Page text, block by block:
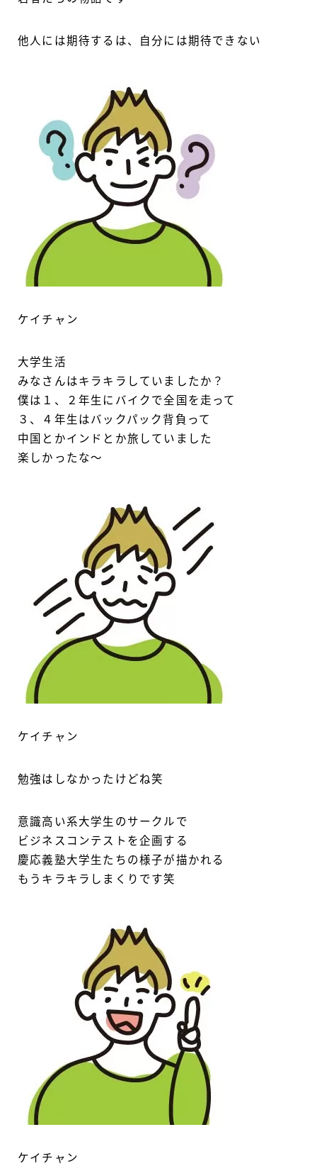
他人には期待するは、自分には期待できない
ケイチャン
大学生活
みなさんはキラキラしていましたか？
僕は１、２年生にバイクで全国を走って
３、４年生はバックパック背負って
中国とかインドとか旅していました
楽しかったな～
ケイチャン
勉強はしなかったけどね笑
意識高い系大学生のサークルで
ビジネスコンテストを企画する
慶応義塾大学生たちの様子が描かれる
もうキラキラしまくりです笑
ケイチャン